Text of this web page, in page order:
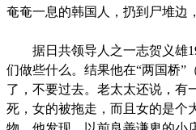
奄奄一息的韩国人，扔到尸堆边
据日共领导人之一志贺义雄
们做些什么。结果他在“两国桥”
了，不要过去。老太太还说，有
死，女的被拖走，而且女的是